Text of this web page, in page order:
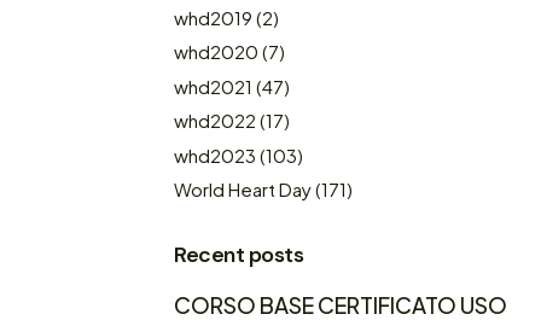
whd2019 (2)
whd2020 (7)
whd2021 (47)
whd2022 (17)
whd2023 (103)
World Heart Day(171)
Recent posts
CORSO BASE CERTIFICATO USO